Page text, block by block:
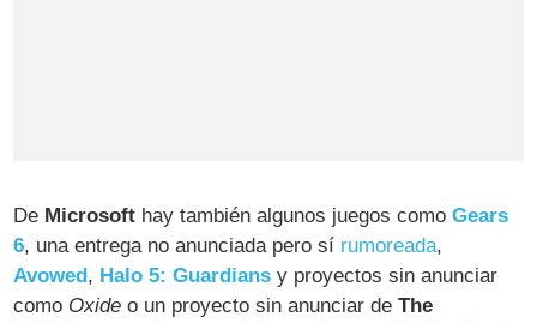
De Microsoft hay también algunos juegos comoGears
6, una entrega no anunciada pero sí rumoreada,
Avowed , Halo 5: Guardians y proyectos sin anunciar
como Oxide o un proyecto sin anunciar deThe